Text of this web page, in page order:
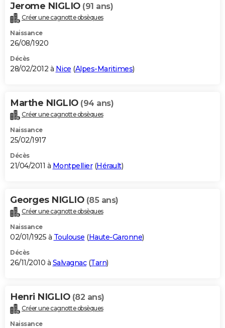
Jerome NIGLIO (91 ans)
Créer une cagnotte obsèques
Naissance
26/08/1920
Décès
28/02/2012 à Nice (Alpes-Maritimes)
Marthe NIGLIO (94 ans)
Créer une cagnotte obsèques
Naissance
25/02/1917
Décès
21/04/2011 à Montpellier(Hérault)
Georges NIGLIO (85 ans)
Créer une cagnotte obsèques
Naissance
02/01/1925 à Toulouse (Haute-Garonne)
Décès
26/11/2010 à Salvagnac(Tarn)
Henri NIGLIO (82 ans)
Créer une cagnotte obsèques
Naissance